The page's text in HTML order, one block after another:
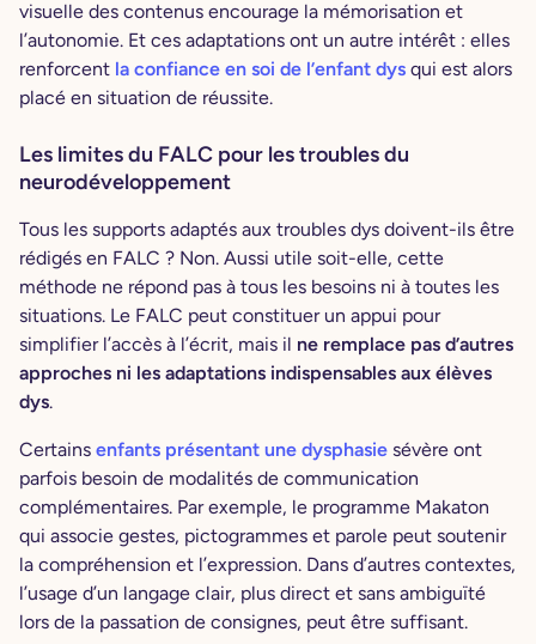
visuelle des contenus encourage la mémorisation et
l’autonomie. Et ces adaptations ont un autre intérêt : elles
renforcent la confiance en soi de l’enfant dys qui est alors
placé en situation de réussite.
Les limites du FALC pour les troubles du
neurodéveloppement
Tous les supports adaptés aux troubles dys doivent-ils être
rédigés en FALC ? Non. Aussi utile soit-elle, cette
méthode ne répond pas à tous les besoins ni à toutes les
situations. Le FALC peut constituer un appui pour
simplifier l’accès à l’écrit, mais il ne remplace pas d’autres
approches ni les adaptations indispensables aux élèves
dys.
Certains enfants présentant une dysphasie sévère ont
parfois besoin de modalités de communication
complémentaires. Par exemple, le programme Makaton
qui associe gestes, pictogrammes et parole peut soutenir
la compréhension et l’expression. Dans d’autres contextes,
l’usage d’un langage clair, plus direct et sans ambiguïté
lors de la passation de consignes, peut être suffisant.